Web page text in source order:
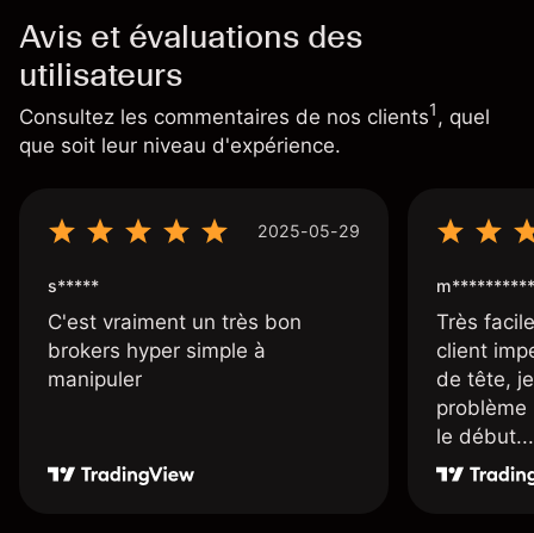
Avis et évaluations des
utilisateurs
Consultez les commentaires de nos clients1, quel
que soit leur niveau d'expérience.
2025-05-29
s*****
C'est vraiment un très bon
brokers hyper simple à
manipuler
m**********
Très
client
de tête,
problème
le début...